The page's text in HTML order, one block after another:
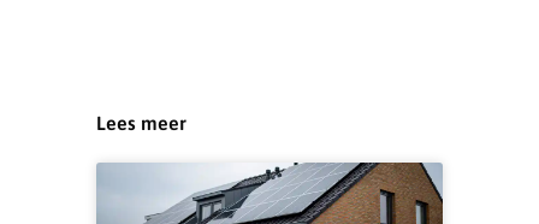
Lees meer